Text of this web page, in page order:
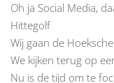
Oh ja Social Media,
Hittegolf
Wij gaan de
We kijken terug op
Nu is de tijd om te